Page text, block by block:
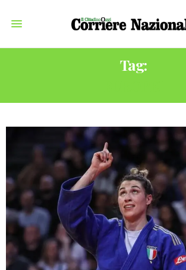
Tag: